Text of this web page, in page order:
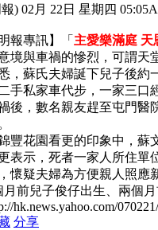
) 02月 22日 星期四
明報專訊】「 主愛樂滿庭 天
境與車禍的慘烈，可謂天
，蘇氏夫婦誕下兒子後約
手私家車代步，一家三口
後，數名親友趕至屯門醫
豐花園看更的印象中，蘇
表示，死者一家人所住單
懷疑夫婦為方便親人照應
月前兒子俊仔出生、兩個
hk.news.yahoo.com/
分享